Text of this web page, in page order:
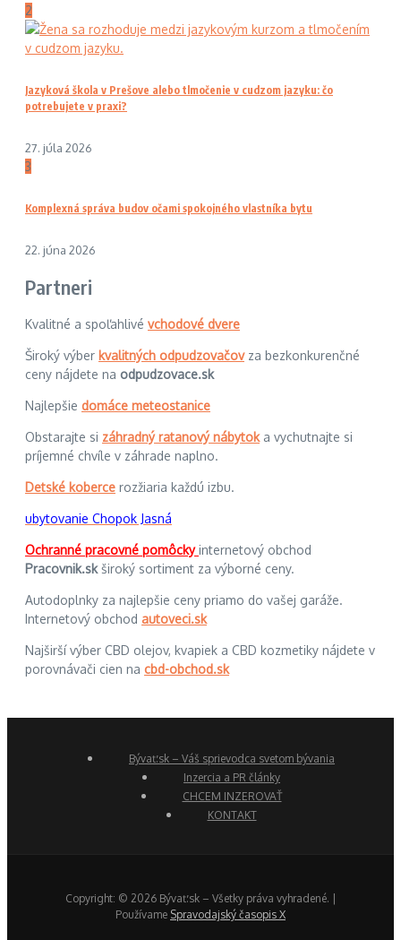
2
Jazyková škola v Prešove alebo tlmočenie v cudzom jazyku: čo
potrebujete v praxi?
27. júla 2026
3
Komplexná správa budov očami spokojného vlastníka bytu
22. júna 2026
Partneri
Kvalitné a spoľahlivé vchodové dvere
Široký výber kvalitných odpudzovačovza bezkonkurenčné
ceny nájdete na odpudzovace.sk
Najlepšie domáce meteostanice
Obstarajte si záhradný ratanový nábytoka vychutnajte si
príjemné chvíle v záhrade naplno.
Detské koberce rozžiaria každú izbu.
ubytovanie Chopok Jasná
Ochranné pracovné pomôckyinternetový obchod
Pracovnik.skširoký sortiment za výborné ceny.
Autodoplnky za najlepšie ceny priamo do vašej garáže.
Internetový obchod autoveci.sk
Najširší výber CBD olejov, kvapiek a CBD kozmetiky nájdete v
porovnávači cien na cbd-obchod.sk
Bývať.sk – Váš sprievodca svetom bývania
Inzercia a PR články
CHCEM INZEROVAŤ
KONTAKT
Copyright: © 2026 Bývať.sk – Všetky práva vyhradené. |
Používame Spravodajský časopis X